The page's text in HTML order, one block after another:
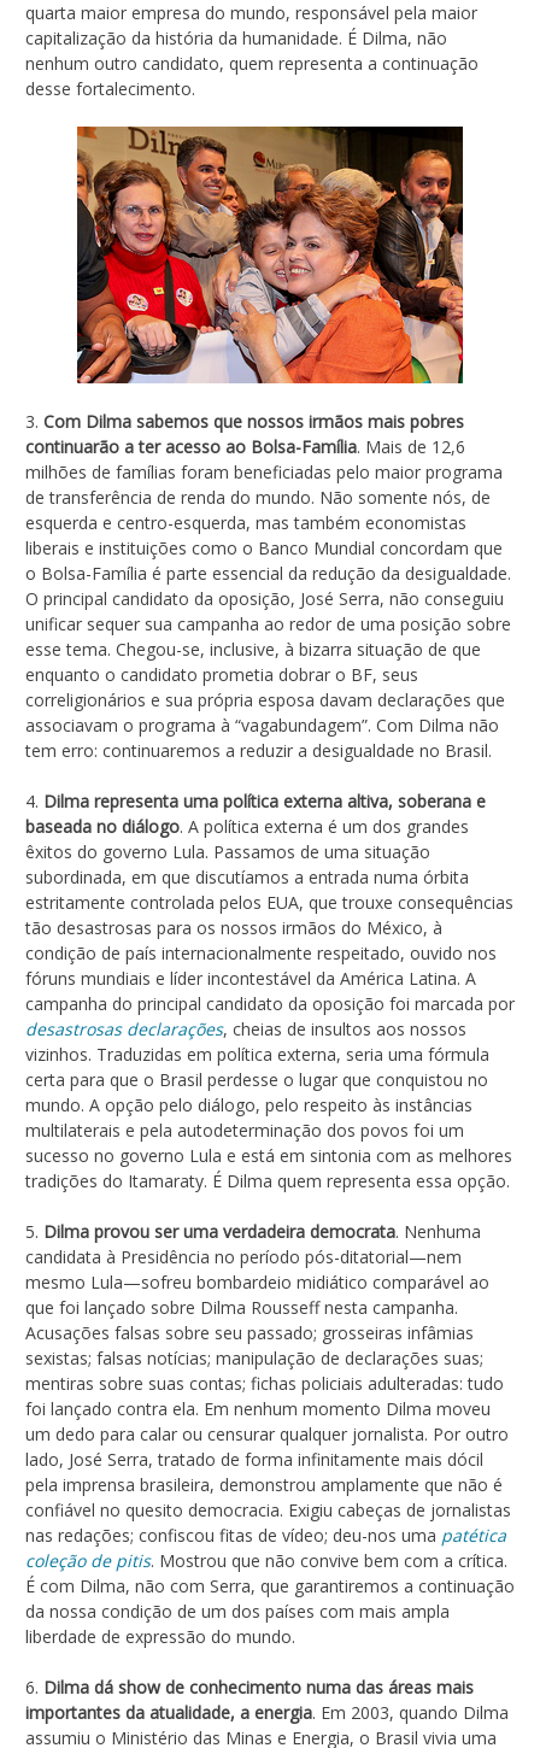
quarta maior empresa do mundo, responsável pela maior
capitalização da história da humanidade. É Dilma, não
nenhum outro candidato, quem representa a continuação
desse fortalecimento.
3. Com Dilma sabemos que nossos irmãos mais pobres
continuarão a ter acesso ao Bolsa-Família. Mais de 12,6
milhões de famílias foram beneficiadas pelo maior programa
de transferência de renda do mundo. Não somente nós, de
esquerda e centro-esquerda, mas também economistas
liberais e instituições como o Banco Mundial concordam que
o Bolsa-Família é parte essencial da redução da desigualdade.
O principal candidato da oposição, José Serra, não conseguiu
unificar sequer sua campanha ao redor de uma posição sobre
esse tema. Chegou-se, inclusive, à bizarra situação de que
enquanto o candidato prometia dobrar o BF, seus
correligionários e sua própria esposa davam declarações que
associavam o programa à “vagabundagem”. Com Dilma não
tem erro: continuaremos a reduzir a desigualdade no Brasil.
4. Dilma representa uma política externa altiva, soberana e
baseada no diálogo. A política externa é um dos grandes
êxitos do governo Lula. Passamos de uma situação
subordinada, em que discutíamos a entrada numa órbita
estritamente controlada pelos EUA, que trouxe consequências
tão desastrosas para os nossos irmãos do México, à
condição de país internacionalmente respeitado, ouvido nos
fóruns mundiais e líder incontestável da América Latina. A
campanha do principal candidato da oposição foi marcada por
desastrosas declarações, cheias de insultos aos nossos
vizinhos. Traduzidas em política externa, seria uma fórmula
certa para que o Brasil perdesse o lugar que conquistou no
mundo. A opção pelo diálogo, pelo respeito às instâncias
multilaterais e pela autodeterminação dos povos foi um
sucesso no governo Lula e está em sintonia com as melhores
tradições do Itamaraty. É Dilma quem representa essa opção.
5. Dilma provou ser uma verdadeira democrata. Nenhuma
candidata à Presidência no período pós-ditatorial—nem
mesmo Lula—sofreu bombardeio midiático comparável ao
que foi lançado sobre Dilma Rousseff nesta campanha.
Acusações falsas sobre seu passado; grosseiras infâmias
sexistas; falsas notícias; manipulação de declarações suas;
mentiras sobre suas contas; fichas policiais adulteradas: tudo
foi lançado contra ela. Em nenhum momento Dilma moveu
um dedo para calar ou censurar qualquer jornalista. Por outro
lado, José Serra, tratado de forma infinitamente mais dócil
pela imprensa brasileira, demonstrou amplamente que não é
confiável no quesito democracia. Exigiu cabeças de jornalistas
nas redações; confiscou fitas de vídeo; deu-nos uma patética
coleção de pitis. Mostrou que não convive bem com a crítica.
É com Dilma, não com Serra, que garantiremos a continuação
da nossa condição de um dos países com mais ampla
liberdade de expressão do mundo.
6. Dilma dá show de conhecimento numa das áreas mais
importantes da atualidade, a energia. Em 2003, quando Dilma
assumiu o Ministério das Minas e Energia, o Brasil vivia uma